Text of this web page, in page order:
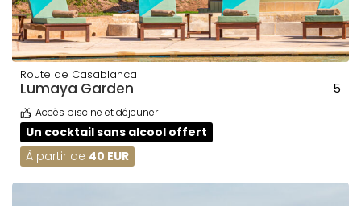
Route de Casablanca
Lumaya Garden 5
Accès piscine et déjeuner
Un cocktail sans alcool offert
À partir de 40 EUR